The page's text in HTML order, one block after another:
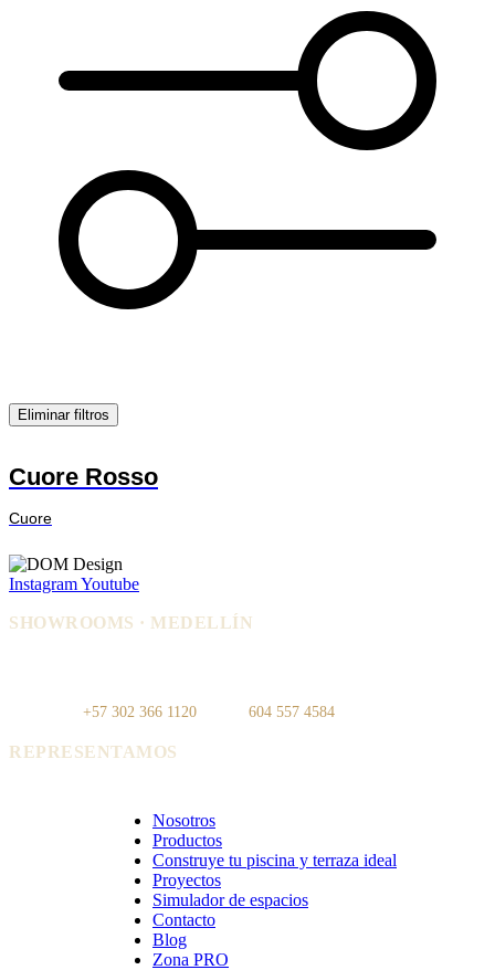
Eliminar filtros
Cuore Rosso
Cuore
InstagramYoutube
SHOWROOMS · MEDELLÍN
+57 302 366 1120 604 557 4584
REPRESENTAMOS
Nosotros
Productos
Construye tu piscina y terraza ideal
Proyectos
Simulador de espacios
Contacto
Blog
Zona PRO